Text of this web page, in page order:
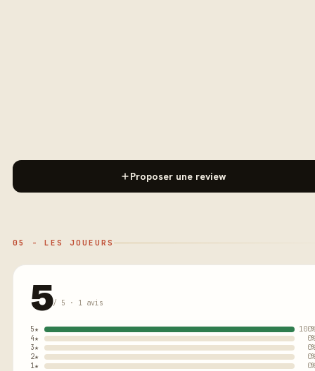
Proposer une review
05 - LES JOUEURS
5/ 5 · 1 avis
5★
100%
4★
0%
3★
0%
2★
0%
1★
0%